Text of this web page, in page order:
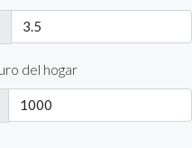
del hogar